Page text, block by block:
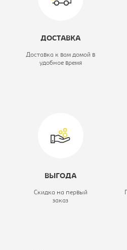
ДОСТАВКА
Доставка к вам домой в
удобное время
ВЫГОДА
Скидка на первый
заказ